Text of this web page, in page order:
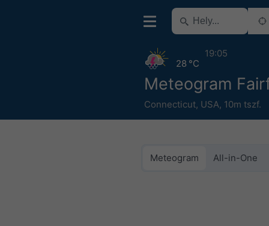
Meteogram
Connecticut, USA, 10m tszf.
28 °C
19:05
Meteogram All-in-One